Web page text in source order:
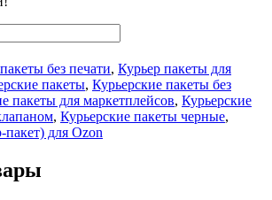
без печати, Курьер пакеты для
пакеты, Курьерские пакеты без
пакеты для маркетплейсов, Курьерские
, Курьерские пакеты черные,
для Ozon